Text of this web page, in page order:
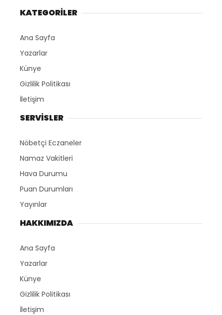
KATEGORİLER
Ana Sayfa
Yazarlar
Künye
Gizlilik Politikası
İletişim
SERVİSLER
Nöbetçi Eczaneler
Namaz Vakitleri
Hava Durumu
Puan Durumları
Yayınlar
HAKKIMIZDA
Ana Sayfa
Yazarlar
Künye
Gizlilik Politikası
İletişim